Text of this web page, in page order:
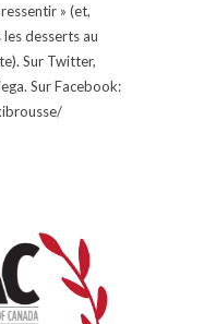
» (et,
desserts au
Sur Twitter,
Sur Facebook: